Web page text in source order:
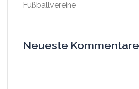
Fußballvereine
Neueste Kommentare